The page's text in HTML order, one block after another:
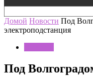
Домой Новости Под
электроподстанция
Под